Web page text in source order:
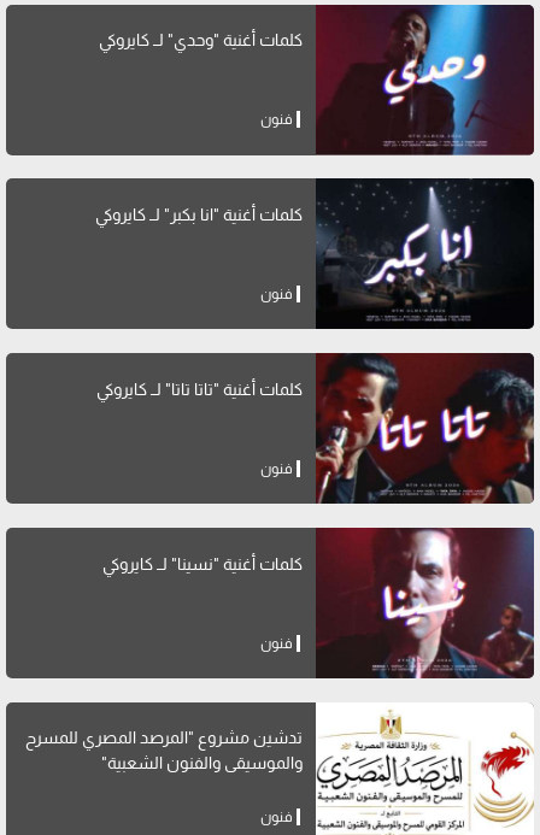
كلمات أغنية "وحدي" لــ كايروكي
فنون
كلمات أغنية "انا بكبر" لــ كايروكي
فنون
كلمات أغنية "تاتا تاتا" لــ كايروكي
فنون
كلمات أغنية "نسينا" لــ كايروكي
فنون
تدشين مشروع "المرصد المصري للمسرح
والموسيقى والفنون الشعبية"
فنون